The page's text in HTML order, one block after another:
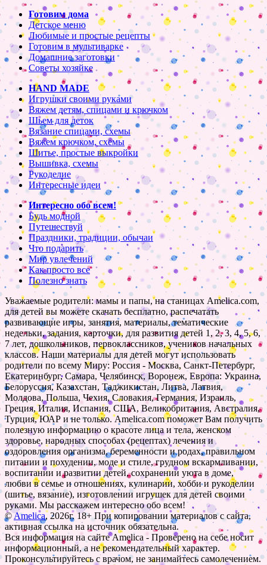
Готовим дома
Детское меню
Любимые и простые рецепты
Готовим в мультиварке
Домашние заготовки
Советы хозяйке
HAND MADE
Игрушки своими руками
Вяжем детям, спицами и крючком
Шьем для деток
Вязание спицами, схемы
Вяжем крючком, схемы
Шитье, простые выкройки
Вышивка, схемы
Рукоделие
Интересные идеи
Интересно обо всем!
Будь модной
Путешествуй
Праздники, традиции, обычаи
Что подарить
Мир увлечений
Как просто все
Полезно знать
Уважаемые родители: мамы и папы, на станицах Amelica.com,
для детей вы можете скачать бесплатно, распечатать
развивающие игры, занятия, материалы, тематические
недельки, задания, карточки, для развития детей 1, 2, 3, 4, 5, 6,
7 лет, дошкольников, первоклассников, учеников начальных
классов. Наши материалы для детей могут использовать
родители по всему Миру: Россия - Москва, Санкт-Петербург,
Екатеринбург, Самара, Челябинск, Воронеж, Европа: Украина,
Белоруссия, Казахстан, Таджикистан, Литва, Латвия,
Молдова, Польша, Чехия, Словакия, Германия, Израиль,
Греция, Италия, Испания, США, Великобритания, Австралия,
Турция, ЮАР и не только. Amelica.com поможет Вам получить
полезную информацию о красоте лица и тела, женском
здоровье, народных способах (рецептах) лечения и
оздоровления организма, беременности и родах, правильном
питании и похудении, моде и стиле, грудном вскармливании,
воспитании и развитии детей, сохранении уюта в доме,
любви в семье и отношениях, кулинарии, хобби и рукоделии
(шитье, вязание), изготовлении игрушек для детей своими
руками. Мы расскажем интересно обо всем!
©Amelica, 2026г. 18+ При копировании материалов с сайта,
активная ссылка на источник обязательна.
Вся информация на сайте Amelica - Проверено на себе носит
информационный, а не рекомендательный характер.
Проконсультируйтесь с врачом, не занимайтесь самолечением.